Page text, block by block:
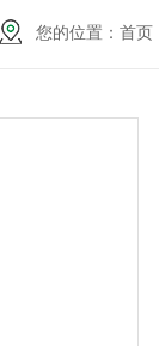
您的位置：首页